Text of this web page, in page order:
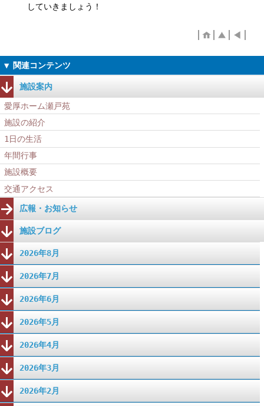
していきましょう！
施設案内
愛厚ホーム瀬戸苑
施設の紹介
1日の生活
年間行事
施設概要
交通アクセス
広報・お知らせ
施設ブログ
2026年8月
2026年7月
2026年6月
2026年5月
2026年4月
2026年3月
2026年2月